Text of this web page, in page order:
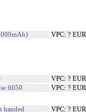
VPC: ? EUR
VPC: ? EUR
6050
VPC: ? EUR
handed
VPC: ? EUR